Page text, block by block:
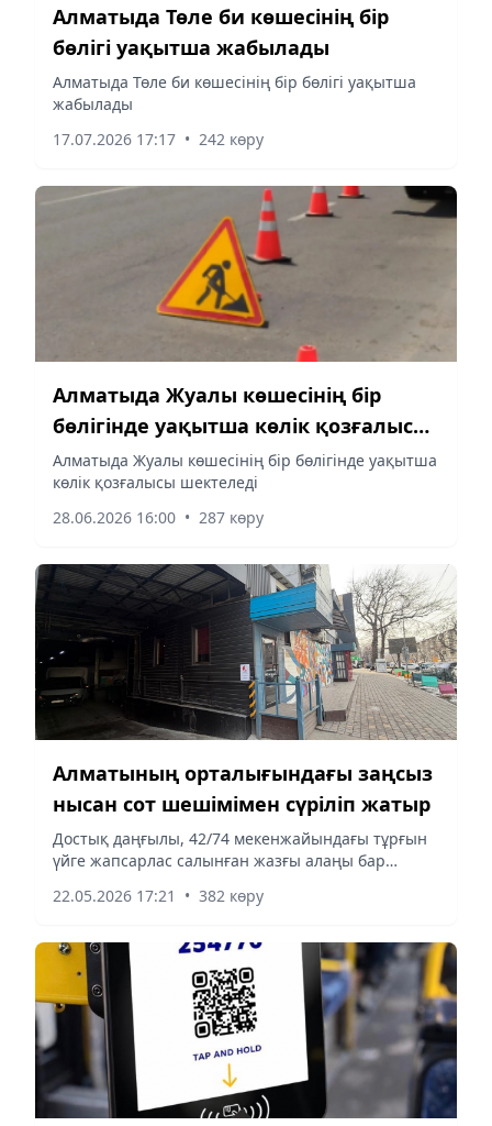
Алматыда Төле би көшесінің бір
бөлігі уақытша жабылады
Алматыда Төле би көшесінің бір бөлігі уақытша
жабылады
17.07.2026 17:17 • 242 көру
Алматыда Жуалы көшесінің бір
бөлігінде уақытша көлік қозғалысы
шектеледі
Алматыда Жуалы көшесінің бір бөлігінде уақытша
көлік қозғалысы шектеледі
28.06.2026 16:00 • 287 көру
Алматының орталығындағы заңсыз
нысан сот шешімімен сүріліп жатыр
Достық даңғылы, 42/74 мекенжайындағы тұрғын
үйге жапсарлас салынған жазғы алаңы бар
жатыр. Бұл туралы Алматының Қала құрылысын
22.05.2026 17:21 • 382 көру